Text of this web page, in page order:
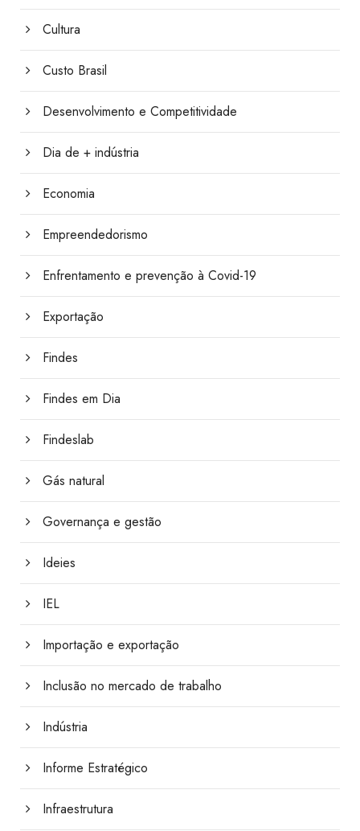
Cultura
Custo Brasil
Desenvolvimento e Competitividade
Dia de + indústria
Economia
Empreendedorismo
Enfrentamento e prevenção à Covid-19
Exportação
Findes
Findes em Dia
Findeslab
Gás natural
Governança e gestão
Ideies
IEL
Importação e exportação
Inclusão no mercado de trabalho
Indústria
Informe Estratégico
Infraestrutura